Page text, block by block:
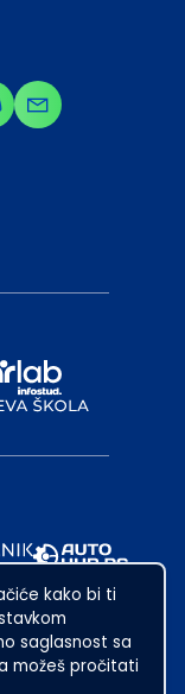
kako bi ti
saglasnost sa
možeš pročitati